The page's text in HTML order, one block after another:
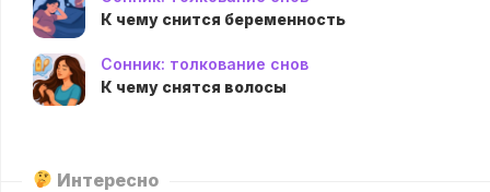
К чему снится беременность
Сонник: толкование снов
К чему снятся волосы
Интересно